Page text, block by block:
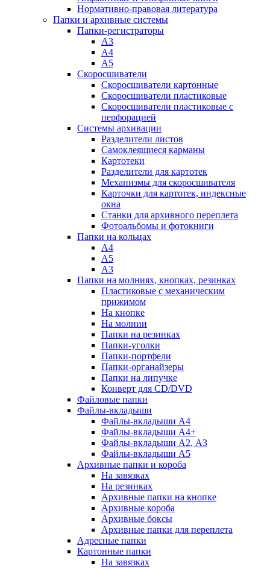
Нормативно-правовая литература
Папки и архивные системы
Папки-регистраторы
А3
А4
А5
Скоросшиватели
Скоросшиватели картонные
Скоросшиватели пластиковые
Скоросшиватели пластиковые с
перфорацией
Системы архивации
Разделители листов
Самоклеящиеся карманы
Картотеки
Разделители для картотек
Механизмы для скоросшивателя
Карточки для картотек, индексные
окна
Станки для архивного переплета
Фотоальбомы и фотокниги
Папки на кольцах
А4
А5
А3
Папки на молниях, кнопках, резинках
Пластиковые с механическим
прижимом
На кнопке
На молнии
Папки на резинках
Папки-уголки
Папки-портфели
Папки-органайзеры
Папки на липучке
Конверт для CD/DVD
Файловые папки
Файлы-вкладыши
Файлы-вкладыши А4
Файлы-вкладыши А4+
Файлы-вкладыши А2, А3
Файлы-вкладыши А5
Архивные папки и короба
На завязках
На резинках
Архивные папки на кнопке
Архивные короба
Архивные боксы
Архивные папки для переплета
Адресные папки
Картонные папки
На завязках